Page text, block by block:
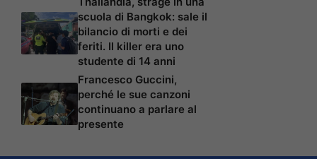
scuola di Bangkok: sale il
bilancio di morti e dei
feriti. Il killer era uno
studente di 14 anni
Francesco Guccini,
perché le sue canzoni
continuano a parlare al
presente